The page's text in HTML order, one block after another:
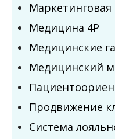
Маркетинговая
Медицина 4P
Медицинские
Медицинский
Продвижение
Система